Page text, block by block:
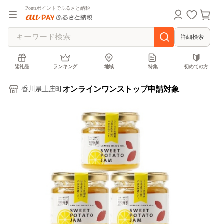
Pontaポイントでふるさと納税
詳細検索
返礼品 ランキング 地域 特集 初めての方
香川県土庄町 オンラインワンストップ申請対象